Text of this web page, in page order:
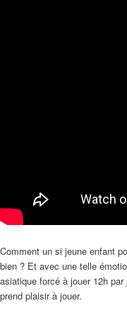
Comment un si jeune enfant
bien ? Et avec une telle
asiatique forcé à jouer 12h
prend plaisir à jouer.